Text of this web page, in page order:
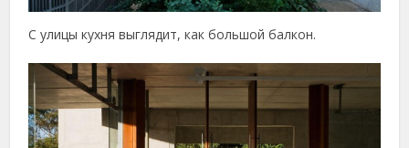
С улицы кухня выглядит, как большой балкон.